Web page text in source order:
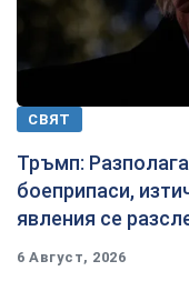
СВЯТ
Тръмп:
боеприпаси,
явления се
6 Август, 2026